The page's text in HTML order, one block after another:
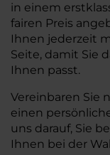
in einem
fairen Preis
Ihnen jederzeit
Seite, damit Sie
Ihnen passt.
Vereinbaren Sie
einen
uns darauf, Sie
Ihnen bei der